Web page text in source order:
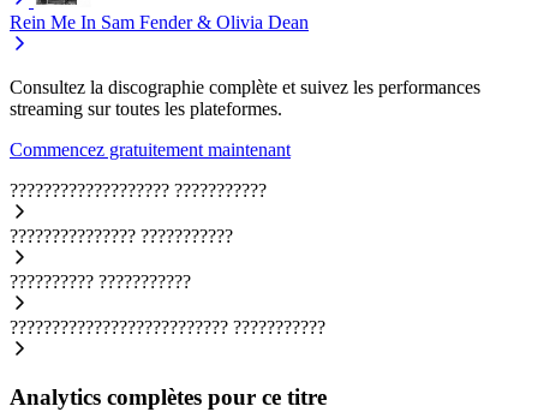
Rein Me In Sam Fender & Olivia Dean
Consultez la discographie complète et suivez les performances
streaming sur toutes les plateformes.
Commencez gratuitement maintenant
??????????????????? ???????????
??????????????? ???????????
?????????? ???????????
?????????????????????????? ???????????
Analytics complètes pour ce titre